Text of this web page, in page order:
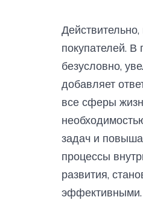
покупателей.
безусловно,
добавляет
все сферы
задач и
процессы
развития,
эффективными.